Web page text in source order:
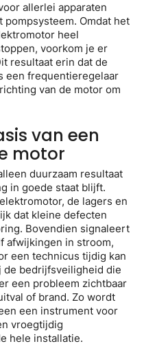
allerlei apparaten
pompsysteem. Omdat het
heel
voorkom je er
resultaat erin dat de
een frequentieregelaar
van de motor om
van een
motor
duurzaam resultaat
in goede staat blijft.
de lagers en
dat kleine defecten
Bovendien signaleert
afwijkingen in stroom,
een technicus tijdig kan
de bedrijfsveiligheid die
een probleem zichtbaar
of brand. Zo wordt
een instrument voor
vroegtijdig
hele installatie.